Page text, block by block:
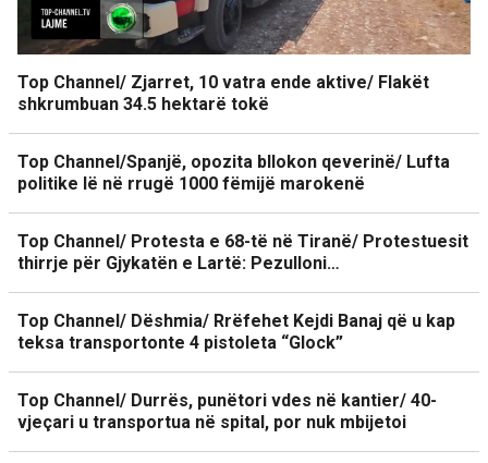
Top Channel/ Zjarret, 10 vatra ende aktive/ Flakët
shkrumbuan 34.5 hektarë tokë
Top Channel/Spanjë, opozita bllokon qeverinë/ Lufta
politike lë në rrugë 1000 fëmijë marokenë
Top Channel/ Protesta e 68-të në Tiranë/ Protestuesit
thirrje për Gjykatën e Lartë: Pezulloni…
Top Channel/ Dëshmia/ Rrëfehet Kejdi Banaj që u kap
teksa transportonte 4 pistoleta “Glock”
Top Channel/ Durrës, punëtori vdes në kantier/ 40-
vjeçari u transportua në spital, por nuk mbijetoi